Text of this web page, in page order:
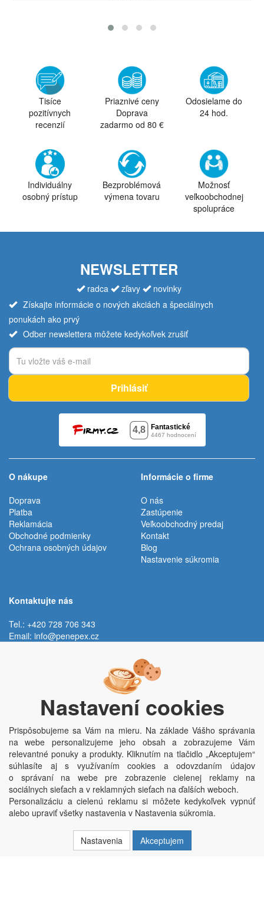
Tisíce
pozitívnych
recenzií
Priaznivé ceny
Doprava
zadarmo od 80 €
Odosielame do
24 hod.
Individuálny
osobný prístup
Bezproblémová
výmena tovaru
Možnosť
veľkoobchodnej
spolupráce
NEWSLETTER
radca zľavy
novinky
Získajte informácie o nových akciách a špeciálnych
ponukách ako prvý
Odber newslettera môžete kedykoľvek zrušiť
Prihlásiť
O nákupe
Doprava
Platba
Reklamácia
Obchodné podmienky
Ochrana osobných údajov
Informácie o firme
O nás
Zastúpenie
Veľkoobchodný predaj
Kontakt
Blog
Nastavenie súkromia
Kontaktujte nás
Tel.: +420 728 706 343
Email: info@penepex.cz
Trávník 2076, 686 03 Staré Město
Copyright © Penepex s.r.o. 2025, powered byABRA E-shop
Penepex s.r.o., Za Špicí 1798, 686 03 Staré Město; IČO: 03220923; DIČ:
CZ03220923; zápis do obchodního rejstříku dne 22. 7. 2014, krajský soud v
Brně oddíl C, vložka 84002
Nastavení cookies
Prispôsobujeme sa Vám na mieru. Na základe Vášho správania
na webe personalizujeme jeho obsah a zobrazujeme Vám
relevantné ponuky a produkty. Kliknutím na tlačidlo „Akceptujem“
súhlasíte aj s využívaním cookies a odovzdaním údajov
o správaní na webe pre zobrazenie cielenej reklamy na
sociálnych sieťach a v reklamných sieťach na ďalších weboch.
Personalizáciu a cielenú reklamu si môžete kedykoľvek vypnúť
alebo upraviť všetky nastavenia v Nastavenia súkromia.
Nastavenia Akceptujem